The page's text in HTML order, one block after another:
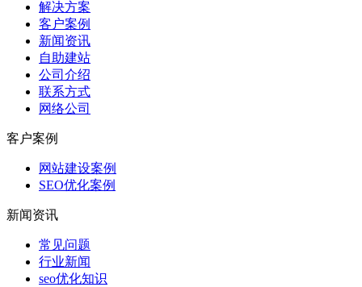
解决方案
客户案例
新闻资讯
自助建站
公司介绍
联系方式
网络公司
客户案例
网站建设案例
SEO优化案例
新闻资讯
常见问题
行业新闻
seo优化知识